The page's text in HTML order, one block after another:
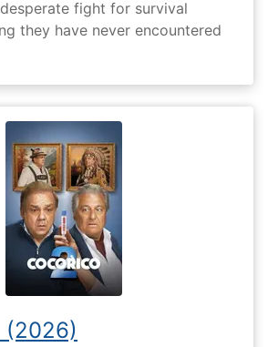
fight for survival
they have never encountered
(2026)